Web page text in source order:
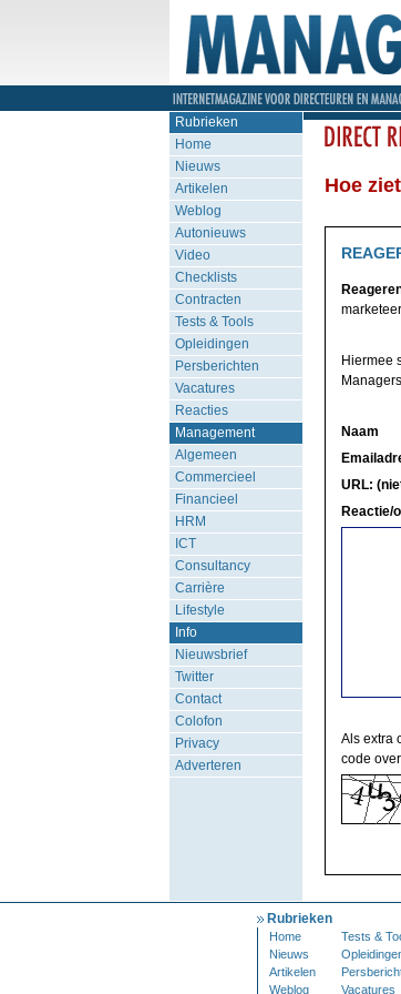
Rubrieken
Home
Nieuws
Artikelen
Weblog
Autonieuws
Video
Checklists
Contracten
Tests & Tools
Opleidingen
Persberichten
Vacatures
Reacties
Management
Algemeen
Commercieel
Financieel
HRM
ICT
Consultancy
Carrière
Lifestyle
Info
Nieuwsbrief
Twitter
Contact
Colofon
Privacy
Adverteren
Hoe
Hiermee
Naam
URL:
Reactie/
Als extra
code
Rubrieken
Home
Tests &
Nieuws
Artikelen
Weblog
Vacatures